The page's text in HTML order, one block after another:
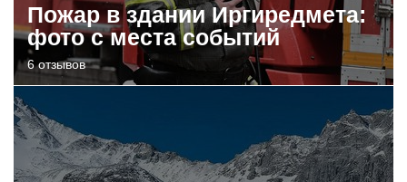
Пожар в здании Иргиредмета:
фото с места событий
6 отзывов